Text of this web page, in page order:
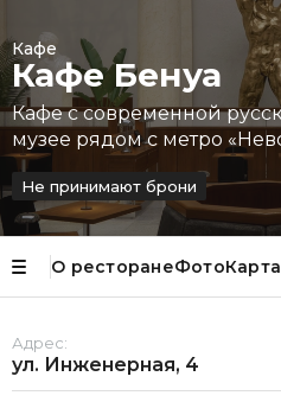
Кафе
Кафе Бенуа
Кафе с современной
музее рядом с метро
Не принимают брони
О ресторанеФотоКарта
Адрес:
ул. Инженерная, 4